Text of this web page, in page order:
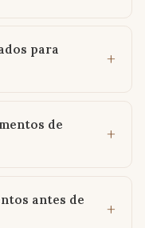
para
de
antes de